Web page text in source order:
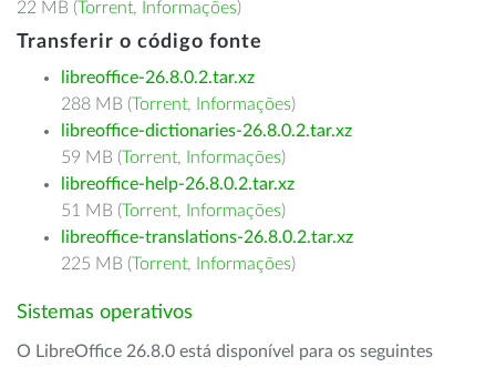
22 MB (Torrent, Informações)
Transferir o código fonte
libreoffice-26.8.0.2.tar.xz
288 MB (Torrent, Informações)
libreoffice-dictionaries-26.8.0.2.tar.xz
59 MB (Torrent, Informações)
libreoffice-help-26.8.0.2.tar.xz
51 MB (Torrent, Informações)
libreoffice-translations-26.8.0.2.tar.xz
225 MB (Torrent, Informações)
Sistemas operativos
O LibreOffice 26.8.0 está disponível para os seguintes